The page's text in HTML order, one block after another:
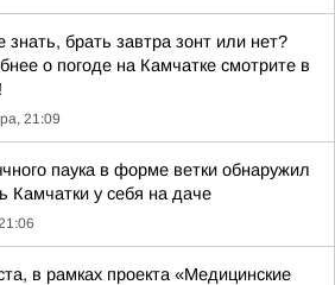
знать, брать завтра зонт или нет?
о погоде на Камчатке смотрите в
21:09
паука в форме ветки обнаружил
Камчатки у себя на даче
в рамках проекта «Медицинские